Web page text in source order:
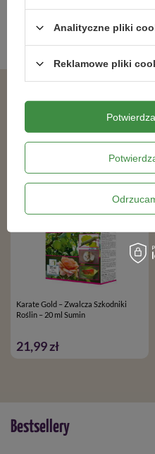
Kategorie powiązane
Podobne produkty
Karate Gold – Zwalcza Szkodniki
Roślin – 20 ml Sumin
21,99 zł
Bestsellery
Analityczne pliki
Reklamowe pliki